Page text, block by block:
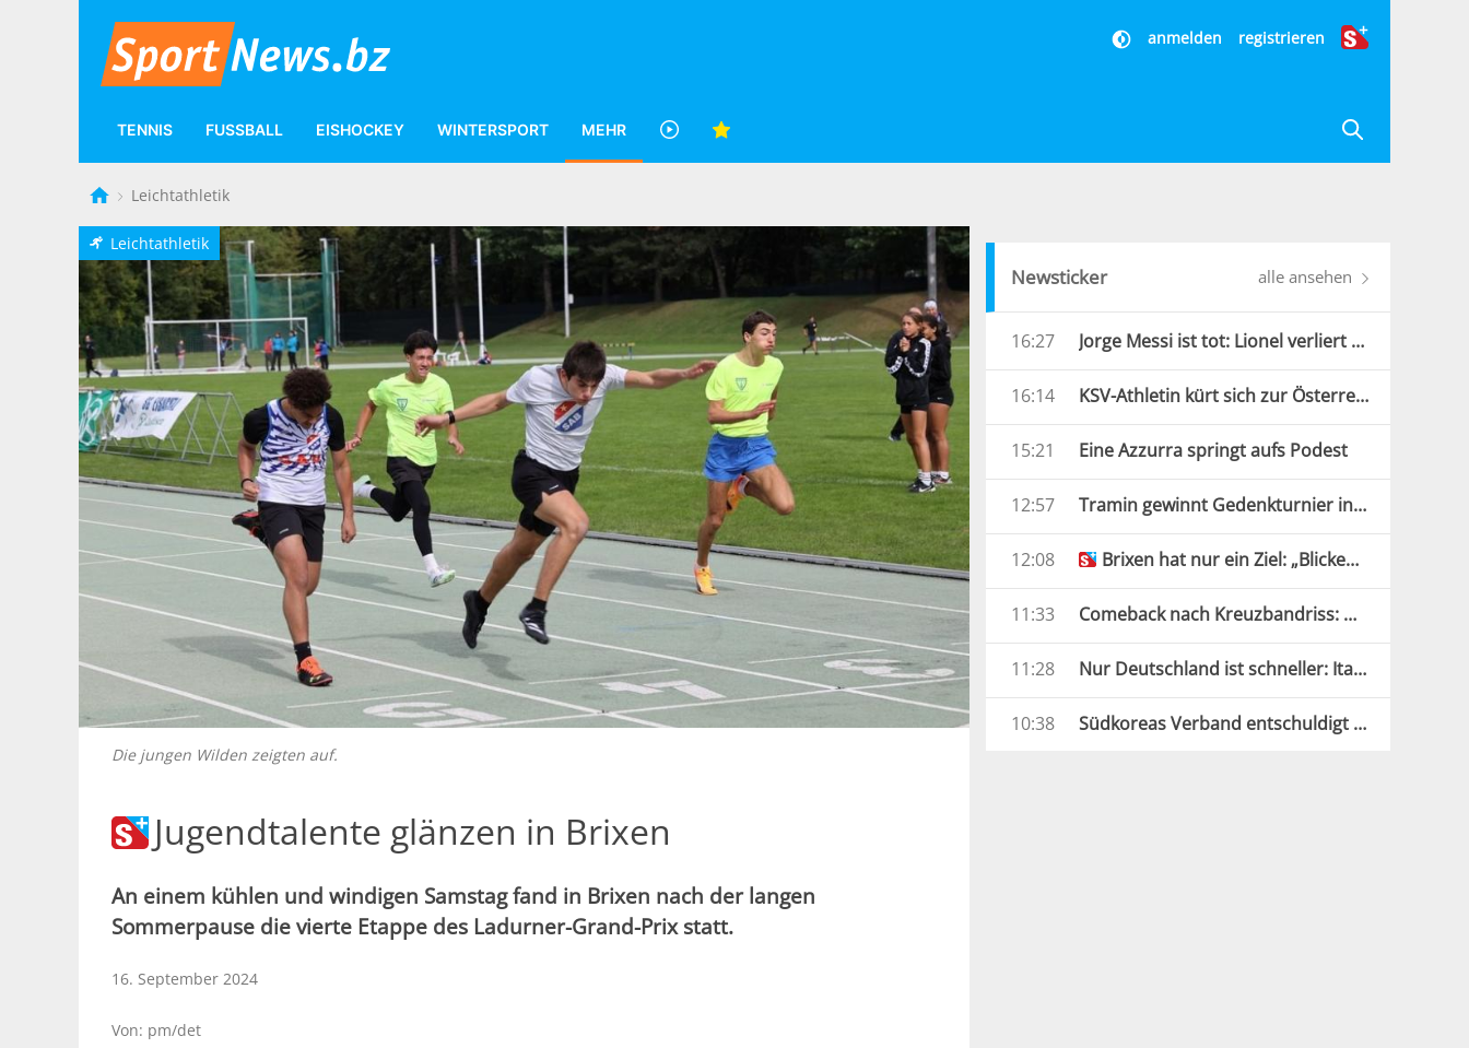
anmelden registrieren
TENNIS FUSSBALL EISHOCKEY WINTERSPORT MEHR
Leichtathletik
p Leichtathletik
Die jungen Wilden zeigten auf.
Jugendtalente glänzen in Brixen
An einem kühlen und windigen Samstag fand in Brixen nach der langen
Sommerpause die vierte Etappe des Ladurner-Grand-Prix statt.
16. September 2024
Von: pm/det
Newsticker alle ansehen
16:27 Jorge Messi ist tot: Lionel verliert seinen wichtigsten Begleiter
16:14 KSV-Athletin kürt sich zur Österreichischen Meisterin
15:21 Eine Azzurra springt aufs Podest
12:57 Tramin gewinnt Gedenkturnier in Salurn
12:08 Brixen hat nur ein Ziel: „Blicken nicht in die Vergangenheit“
11:33 Comeback nach Kreuzbandriss: ÖSV-Star kann wieder lachen
11:28 Nur Deutschland ist schneller: Italien erobert Mixed-Silber
10:38 Südkoreas Verband entschuldigt sich im Sex-Massagen-Skandal